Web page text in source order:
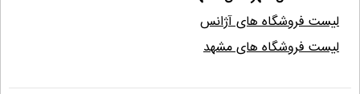
لیست فروشگاه های آژانس
لیست فروشگاه های مشهد